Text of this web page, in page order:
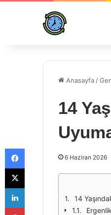
Anasayfa /
14
6 Haziran 2026
14
Facebook
X
LinkedIn
Pinterest